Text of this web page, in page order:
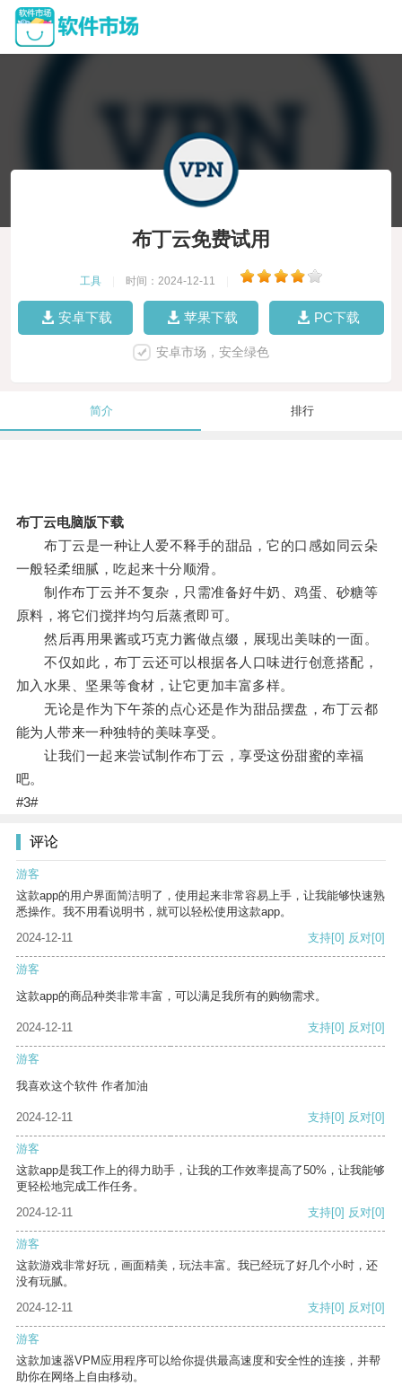
布丁云免费试用
工具 时间：2024-12-11
安卓下载 苹果下载 PC下载
安卓市场，安全绿色
简介 排行
布丁云电脑版下载
布丁云是一种让人爱不释手的甜品，它的口感如同云朵
一般轻柔细腻，吃起来十分顺滑。
制作布丁云并不复杂，只需准备好牛奶、鸡蛋、砂糖等
原料，将它们搅拌均匀后蒸煮即可。
然后再用果酱或巧克力酱做点缀，展现出美味的一面。
不仅如此，布丁云还可以根据各人口味进行创意搭配，
加入水果、坚果等食材，让它更加丰富多样。
无论是作为下午茶的点心还是作为甜品摆盘，布丁云都
能为人带来一种独特的美味享受。
让我们一起来尝试制作布丁云，享受这份甜蜜的幸福
吧。
#3#
评论
游客
这款app的用户界面简洁明了，使用起来非常容易上手，让我能够快速熟
悉操作。我不用看说明书，就可以轻松使用这款app。
2024-12-11
支持[0] 反对[0]
游客
这款app的商品种类非常丰富，可以满足我所有的购物需求。
2024-12-11 支持[0] 反对[0]
游客
我喜欢这个软件 作者加油
2024-12-11 支持[0] 反对[0]
游客
这款app是我工作上的得力助手，让我的工作效率提高了50%，让我能够
更轻松地完成工作任务。
2024-12-11
支持[0] 反对[0]
游客
这款游戏非常好玩，画面精美，玩法丰富。我已经玩了好几个小时，还
没有玩腻。
2024-12-11
支持[0] 反对[0]
游客
这款加速器VPM应用程序可以给你提供最高速度和安全性的连接，并帮
助你在网络上自由移动。